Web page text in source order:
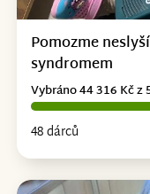
Pomozme
syndromem
48 dárců
Vybráno 44 316 Kč z